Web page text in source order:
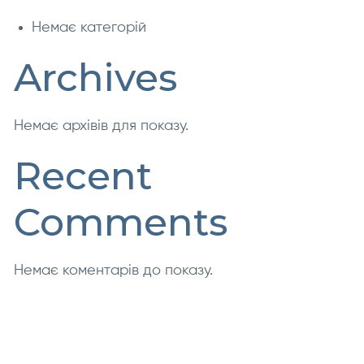
Немає категорій
Archives
Немає архівів для показу.
Recent
Comments
Немає коментарів до показу.